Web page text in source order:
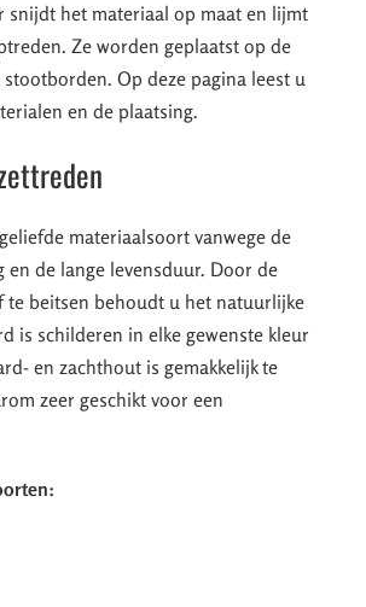
snijdt het materiaal op maat en lijmt
Ze worden geplaatst op de
Op deze pagina leest u
en de plaatsing.
materiaalsoort vanwege de
de lange levensduur. Door de
te beitsen behoudt u het natuurlijke
is schilderen in elke gewenste kleur
en zachthout is gemakkelijk te
zeer geschikt voor een